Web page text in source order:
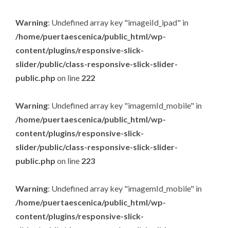
Warning: Undefined array key "imageiId_ipad" in
/home/puertaescenica/public_html/wp-
content/plugins/responsive-slick-
slider/public/class-responsive-slick-slider-
public.php on line 222
Warning: Undefined array key "imagemId_mobile" in
/home/puertaescenica/public_html/wp-
content/plugins/responsive-slick-
slider/public/class-responsive-slick-slider-
public.php on line 223
Warning: Undefined array key "imagemId_mobile" in
/home/puertaescenica/public_html/wp-
content/plugins/responsive-slick-